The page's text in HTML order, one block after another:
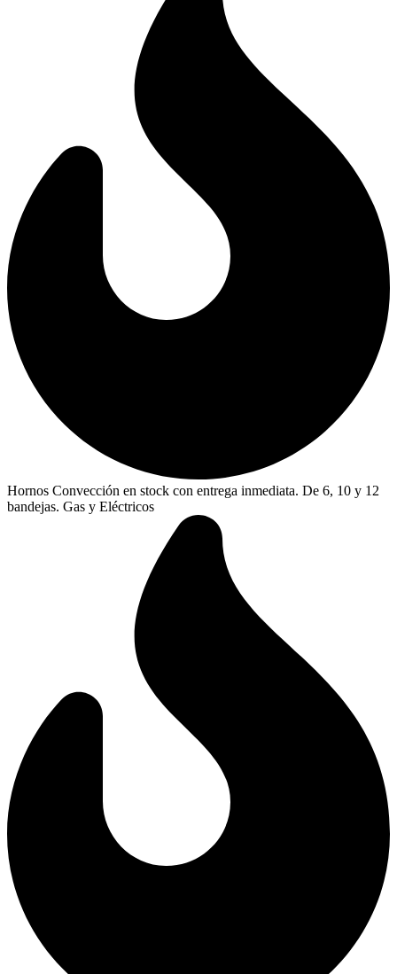
Hornos Convección en stock con entrega inmediata. De 6, 10 y 12
bandejas. Gas y Eléctricos